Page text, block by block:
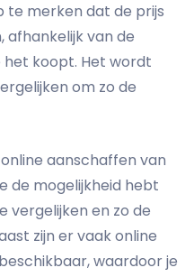
te merken dat de prijs
afhankelijk van de
het koopt. Het wordt
om zo de
aanschaffen van
de mogelijkheid hebt
vergelijken en zo de
zijn er vaak online
waardoor je